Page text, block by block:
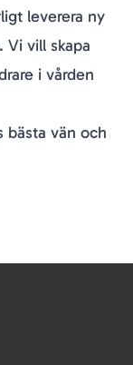
leverera ny
vill skapa
i vården
bästa vän och